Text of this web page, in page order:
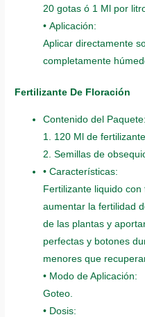
20 gotas ó 1 Ml por
• Aplicación:
Aplicar directamente
completamente
Fertilizante De Floración
Contenido del Paquete:
1. 120 Ml de
2. Semillas de
• Características:
Fertilizante liquido
aumentar la fertilidad
de las plantas y
perfectas y botones
menores que
• Modo de Aplicación:
Goteo.
• Dosis: